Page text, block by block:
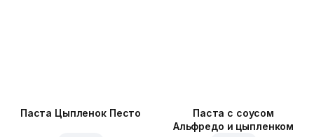
Паста Цыпленок Песто
Паста с соусом
Альфредо и цыпленком